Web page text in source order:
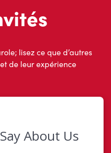
lisez ce que d’autres
de leur expérience